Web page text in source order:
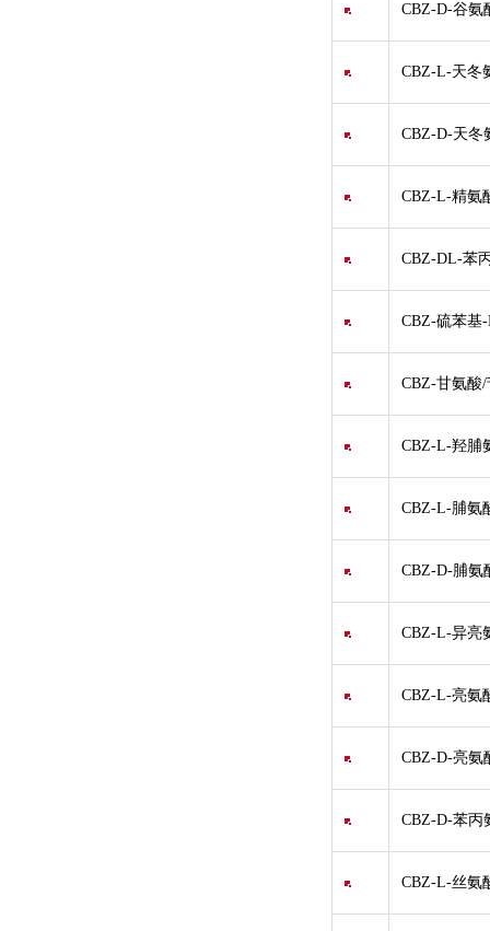
CBZ-D-谷氨
CBZ-L-天冬
CBZ-D-天冬
CBZ-L-精氨
CBZ-DL-苯
CBZ-硫苯基
CBZ-甘氨酸
CBZ-L-羟脯
CBZ-L-脯氨
CBZ-D-脯氨
CBZ-L-异亮
CBZ-L-亮氨
CBZ-D-亮氨
CBZ-D-苯丙
CBZ-L-丝氨